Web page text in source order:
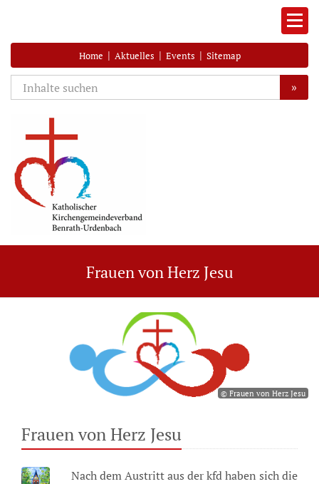
Home | Aktuelles | Events | Sitemap
»
Frauen von Herz Jesu
© Frauen von Herz Jesu
Frauen von Herz Jesu
Nach dem Austritt aus der kfd haben sich die